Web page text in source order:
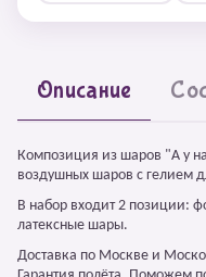
Описание
Композиция из шаров "А у
воздушных шаров с гелием
В набор входит 2 позиции:
латексные шары.
Доставка по Москве и